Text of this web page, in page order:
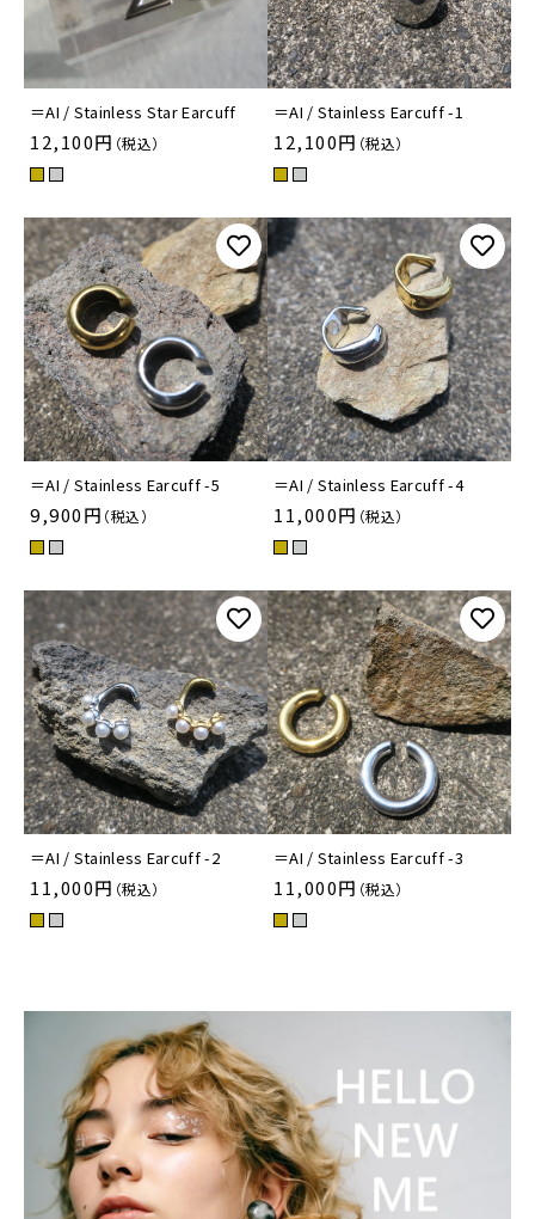
＝AI / Stainless Star Earcuff
12,100円 （税込）
＝AI / Stainless Earcuff -1
12,100円 （税込）
＝AI / Stainless Earcuff -5
9,900円 （税込）
＝AI / Stainless Earcuff -4
11,000円 （税込）
＝AI / Stainless Earcuff -2
11,000円 （税込）
＝AI / Stainless Earcuff -3
11,000円 （税込）
CLEAR COLLECTION